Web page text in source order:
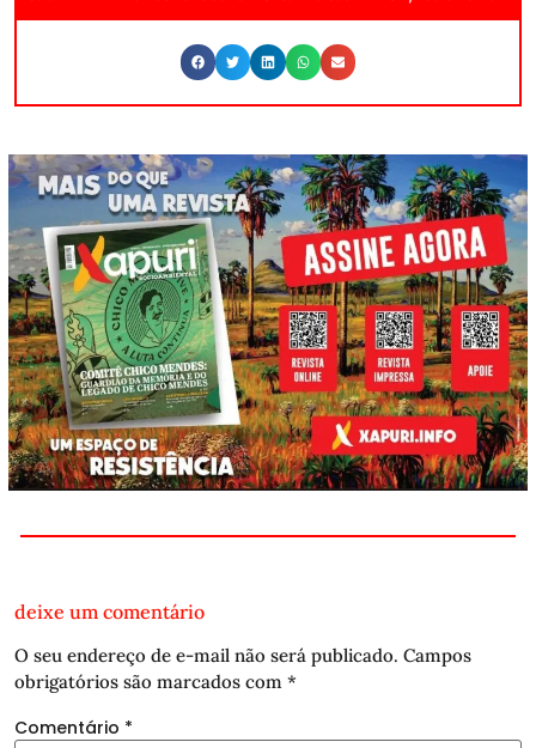
deixe um comentário
O seu endereço de e-mail não será publicado. Campos
obrigatórios são marcados com *
Comentário *